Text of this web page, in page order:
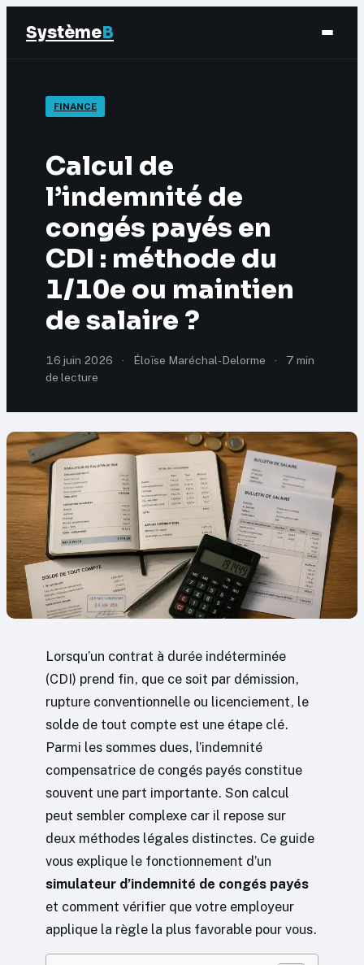
SystèmeB
Finance
Éducation & Emploi
Marketing
FINANCE
Calcul de
l’indemnité de
congés payés en
CDI : méthode du
1/10e ou maintien
de salaire ?
16 juin 2026 · Éloïse Maréchal-Delorme ·
7 min
de lecture
Lorsqu’un contrat à durée indéterminée
(CDI) prend fin, que ce soit par démission,
rupture conventionnelle ou licenciement, le
solde de tout compte est une étape clé.
Parmi les sommes dues, l’indemnité
compensatrice de congés payés constitue
souvent une part importante. Son calcul
peut sembler complexe car il repose sur
deux méthodes légales distinctes. Ce guide
vous explique le fonctionnement d’un
simulateur d’indemnité de congés payés
et comment vérifier que votre employeur
applique la règle la plus favorable pour vous.